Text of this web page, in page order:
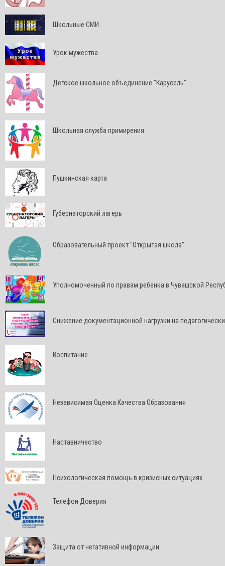
Школьные СМИ
Урок мужества
Детское школьное объединение "Карусель"
Школьная служба примирения
Пушкинская карта
Губернаторский лагерь
Образовательный проект "Открытая школа"
Уполномоченный по правам ребенка в Чувашской
Снижение документационной нагрузки на
Воспитание
Независимая Оценка Качества Образования
Наставничество
Психологическая помощь в кризисных ситуациях
Телефон Доверия
Защита от негативной информации